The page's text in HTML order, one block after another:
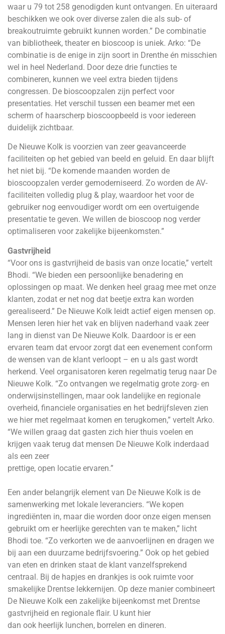
waar u 79 tot 258 genodigden kunt ontvangen. En uiteraard
beschikken we ook over diverse zalen die als sub- of
breakoutruimte gebruikt kunnen worden.” De combinatie
van bibliotheek, theater en bioscoop is uniek. Arko: “De
combinatie is de enige in zijn soort in Drenthe én misschien
wel in heel Nederland. Door deze drie functies te
combineren, kunnen we veel extra bieden tijdens
congressen. De bioscoopzalen zijn perfect voor
presentaties. Het verschil tussen een beamer met een
scherm of haarscherp bioscoopbeeld is voor iedereen
duidelijk zichtbaar.
De Nieuwe Kolk is voorzien van zeer geavanceerde
faciliteiten op het gebied van beeld en geluid. En daar blijft
het niet bij. “De komende maanden worden de
bioscoopzalen verder gemoderniseerd. Zo worden de AV-
faciliteiten volledig plug & play, waardoor het voor de
gebruiker nog eenvoudiger wordt om een overtuigende
presentatie te geven. We willen de bioscoop nog verder
optimaliseren voor zakelijke bijeenkomsten.”
Gastvrijheid
“Voor ons is gastvrijheid de basis van onze locatie,” vertelt
Bhodi. “We bieden een persoonlijke benadering en
oplossingen op maat. We denken heel graag mee met onze
klanten, zodat er net nog dat beetje extra kan worden
gerealiseerd.” De Nieuwe Kolk leidt actief eigen mensen op.
Mensen leren hier het vak en blijven naderhand vaak zeer
lang in dienst van De Nieuwe Kolk. Daardoor is er een
ervaren team dat ervoor zorgt dat een evenement conform
de wensen van de klant verloopt – en u als gast wordt
herkend. Veel organisatoren keren regelmatig terug naar De
Nieuwe Kolk. “Zo ontvangen we regelmatig grote zorg- en
onderwijsinstellingen, maar ook landelijke en regionale
overheid, financiele organisaties en het bedrijfsleven zien
we hier met regelmaat komen en terugkomen,” vertelt Arko.
“We willen graag dat gasten zich hier thuis voelen en
krijgen vaak terug dat mensen De Nieuwe Kolk inderdaad
als een zeer
prettige, open locatie ervaren.”
Een ander belangrijk element van De Nieuwe Kolk is de
samenwerking met lokale leveranciers. “We kopen
ingrediënten in, maar die worden door onze eigen mensen
gebruikt om er heerlijke gerechten van te maken,” licht
Bhodi toe. “Zo verkorten we de aanvoerlijnen en dragen we
bij aan een duurzame bedrijfsvoering.” Ook op het gebied
van eten en drinken staat de klant vanzelfsprekend
centraal. Bij de hapjes en drankjes is ook ruimte voor
smakelijke Drentse lekkernijen. Op deze manier combineert
De Nieuwe Kolk een zakelijke bijeenkomst met Drentse
gastvrijheid en regionale flair. U kunt hier
dan ook heerlijk lunchen, borrelen en dineren.